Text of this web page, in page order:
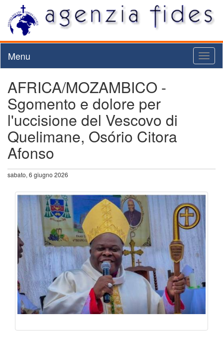
Menu
AFRICA/MOZAMBICO -
Sgomento e dolore per
l'uccisione del Vescovo di
Quelimane, Osório Citora
Afonso
sabato, 6 giugno 2026